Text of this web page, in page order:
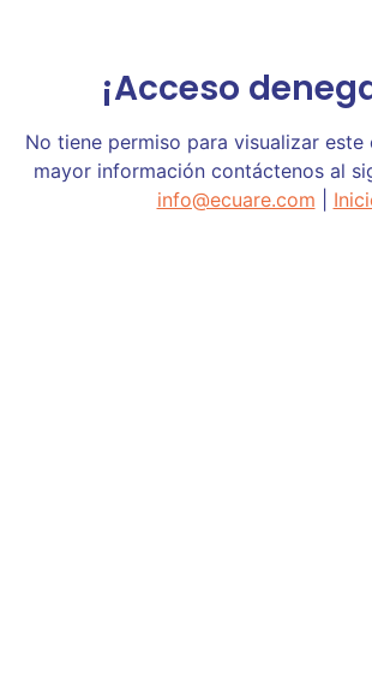
¡Acceso
No tiene permiso para visualizar este
mayor información contáctenos al
info@ecuare.com